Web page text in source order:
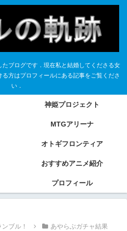
ブログです．現在私と結婚してくださる女
方はプロフィールにある記事をご覧くださ
い．
神姫プロジェクト
MTGアリーナ
オトギフロンティア
おすすめアニメ紹介
プロフィール
ブル！
あやらぶガチャ結果